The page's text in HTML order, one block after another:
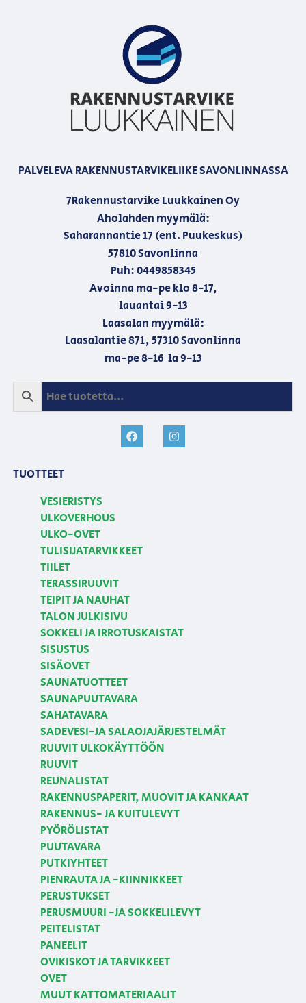
PALVELEVA RAKENNUSTARVIKELIIKE SAVONLINNASSA
7Rakennustarvike Luukkainen Oy
Aholahden myymälä:
Saharannantie 17 (ent. Puukeskus)
57810 Savonlinna
Puh: 0449858345
Avoinna ma-pe klo 8-17,
lauantai 9-13
Laasalan myymälä:
Laasalantie 871, 57310 Savonlinna
ma-pe 8-16 la 9-13
TUOTTEET
VESIERISTYS
ULKOVERHOUS
ULKO-OVET
TULISIJATARVIKKEET
TIILET
TERASSIRUUVIT
TEIPIT JA NAUHAT
TALON JULKISIVU
SOKKELI JA IRROTUSKAISTAT
SISUSTUS
SISÄOVET
SAUNATUOTTEET
SAUNAPUUTAVARA
SAHATAVARA
SADEVESI-JA SALAOJAJÄRJESTELMÄT
RUUVIT ULKOKÄYTTÖÖN
RUUVIT
REUNALISTAT
RAKENNUSPAPERIT, MUOVIT JA KANKAAT
RAKENNUS- JA KUITULEVYT
PYÖRÖLISTAT
PUUTAVARA
PUTKIYHTEET
PIENRAUTA JA -KIINNIKKEET
PERUSTUKSET
PERUSMUURI -JA SOKKELILEVYT
PEITELISTAT
PANEELIT
OVIKISKOT JA TARVIKKEET
OVET
MUUT KATTOMATERIAALIT